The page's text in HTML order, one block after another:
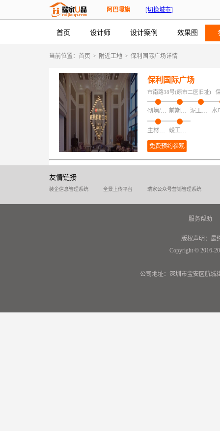
阿巴嘎旗 [切换城市]
首页 设计师 设计案例 效果图
当前位置： 首页 > 附近工地 > 保利国际广场详情
保利国际广场
市南路38号(原市二医旧址)
砌墙/加建/拆改/保护 前期磁粉找平 泥工项目
主材安装 竣工验收
免费预约参观
友情链接
装企信息管理系统 全景上传平台 瑞家公众号营销管理系统
服务帮助
版权声明：最
Copyright © 2016-
公司地址：深圳市宝安区航城